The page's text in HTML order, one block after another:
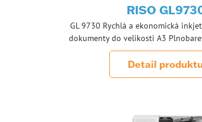
RISO
GL 9730 Rychlá a ekonomická
dokumenty do velikosti A3
Detail produktu